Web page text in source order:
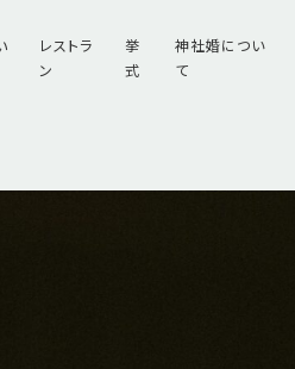
レストラ
ン
挙
式
神社婚につい
て